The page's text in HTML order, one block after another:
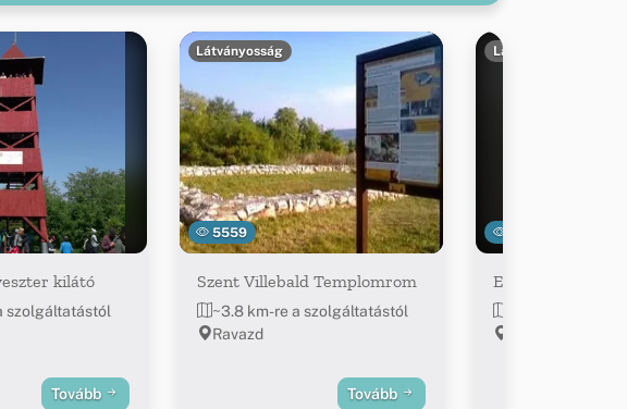
kilátó
szolgáltatástól
Tovább
5559
Látványosság
Szent Villebald Templomrom
~3.8 km-re a szolgáltatástól
Ravazd
Tovább
Látványosság
Erdészeti